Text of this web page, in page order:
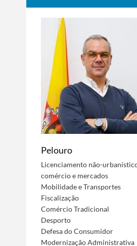
Pelouro
Licenciamento não-
comércio e mercados
Mobilidade e Transportes
Fiscalização
Comércio Tradicional
Desporto
Defesa do Consumidor
Modernização Administrativa